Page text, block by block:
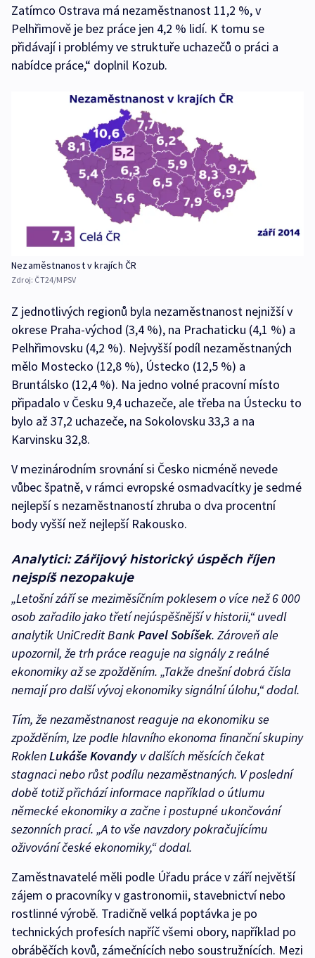
Zatímco Ostrava má nezaměstnanost 11,2 %, v
Pelhřimově je bez práce jen 4,2 % lidí. K tomu se
přidávají i problémy ve struktuře uchazečů o práci a
nabídce práce,“ doplnil Kozub.
Nezaměstnanost v krajích ČR
Zdroj: ČT24/MPSV
Z jednotlivých regionů byla nezaměstnanost nejnižší v
okrese Praha-východ (3,4 %), na Prachaticku (4,1 %) a
Pelhřimovsku (4,2 %). Nejvyšší podíl nezaměstnaných
mělo Mostecko (12,8 %), Ústecko (12,5 %) a
Bruntálsko (12,4 %). Na jedno volné pracovní místo
připadalo v Česku 9,4 uchazeče, ale třeba na Ústecku to
bylo až 37,2 uchazeče, na Sokolovsku 33,3 a na
Karvinsku 32,8.
V mezinárodním srovnání si Česko nicméně nevede
vůbec špatně, v rámci evropské osmadvacítky je sedmé
nejlepší s nezaměstnaností zhruba o dva procentní
body vyšší než nejlepší Rakousko.
Analytici: Zářijový historický úspěch říjen
nejspíš nezopakuje
„Letošní září se meziměsíčním poklesem o více než 6 000
osob zařadilo jako třetí nejúspěšnější v historii,“ uvedl
analytik UniCredit BankPavel Sobíšek. Zároveň ale
upozornil, že trh práce reaguje na signály z reálné
ekonomiky až se zpožděním. „Takže dnešní dobrá čísla
nemají pro další vývoj ekonomiky signální úlohu,“ dodal.
Tím, že nezaměstnanost reaguje na ekonomiku se
zpožděním, lze podle hlavního ekonoma finanční skupiny
RoklenLukáše Kovandy v dalších měsících čekat
stagnaci nebo růst podílu nezaměstnaných. V poslední
době totiž přichází informace například o útlumu
německé ekonomiky a začne i postupné ukončování
sezonních prací. „A to vše navzdory pokračujícímu
oživování české ekonomiky,“ dodal.
Zaměstnavatelé měli podle Úřadu práce v září největší
zájem o pracovníky v gastronomii, stavebnictví nebo
rostlinné výrobě. Tradičně velká poptávka je po
technických profesích napříč všemi obory, například po
obráběčích kovů, zámečnících nebo soustružnících. Mezi